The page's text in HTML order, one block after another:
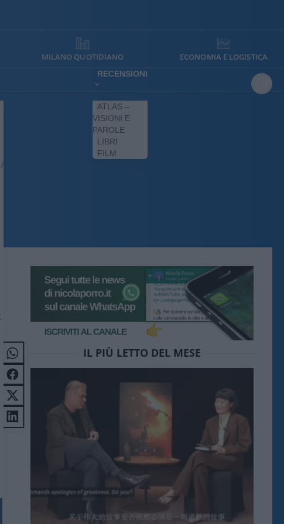
MILANO QUOTIDIANO ECONOMIA E LOGISTICA
RECENSIONI
ATLAS –
VISIONI E
PAROLE
LIBRI
FILM
IL PIÙ LETTO DEL MESE